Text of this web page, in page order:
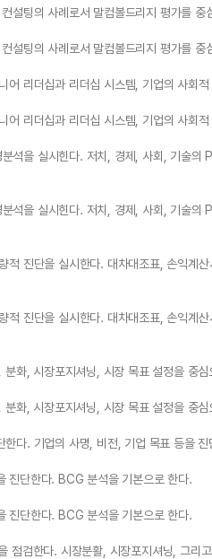
설팅의 사례로서 말컴볼드리지 평가를 중
설팅의 사례로서 말컴볼드리지 평가를 중
어 리더십과 리더십 시스템, 기업의 사회
어 리더십과 리더십 시스템, 기업의 사회
석을 실시힌다. 저치, 경제, 사회, 기술의
석을 실시힌다. 저치, 경제, 사회, 기술의
적 진단을 실시한다. 대차대조표, 손익계
적 진단을 실시한다. 대차대조표, 손익계
화, 시장포지셔닝, 시장 목표 설정을 중심
화, 시장포지셔닝, 시장 목표 설정을 중심
한다. 기업의 사명, 비전, 기업 목표 등을 진
진단한다. BCG 분석을 기본으로 한다.
진단한다. BCG 분석을 기본으로 한다.
점검한다. 시장분활, 시장포지셔닝, 그리